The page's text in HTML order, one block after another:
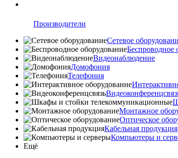
Производители
Сетевое
Беспроводное
Видеонаблюдение
Домофония
Телефония
Монтажное
Оптическое
Кабельная продукция
Компьютеры и
Ещё